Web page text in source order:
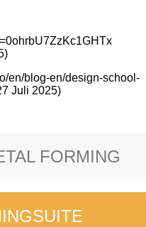
en/blog-en/design-school-
Juli 2025)
FORMING